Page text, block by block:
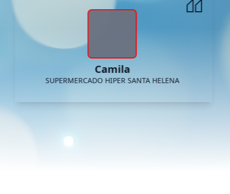
Camila
SUPERMERCADO HIPER SANTA HELENA